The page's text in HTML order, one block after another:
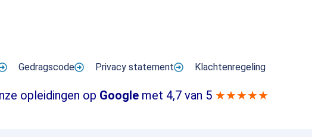
Gedragscode Privacy statement Klachtenregeling
opleidingen op Googlemet 4,7 van 5 ★★★★★